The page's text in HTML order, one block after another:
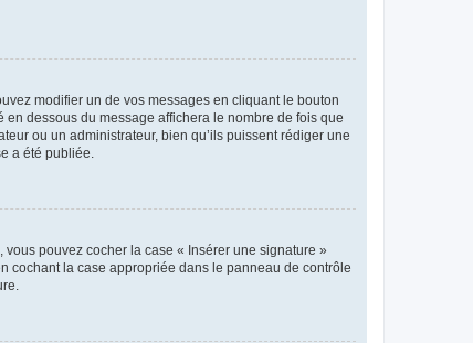
modifier un de vos messages en cliquant le bouton
dessous du message affichera le nombre de fois que
ou un administrateur, bien qu’ils puissent rédiger une
a été publiée.
pouvez cocher la case « Insérer une signature »
cochant la case appropriée dans le panneau de contrôle